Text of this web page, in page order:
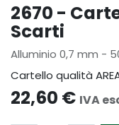
2670 -
Scarti
Alluminio 0,7 mm -
Cartello qualità
22,60 € IVA